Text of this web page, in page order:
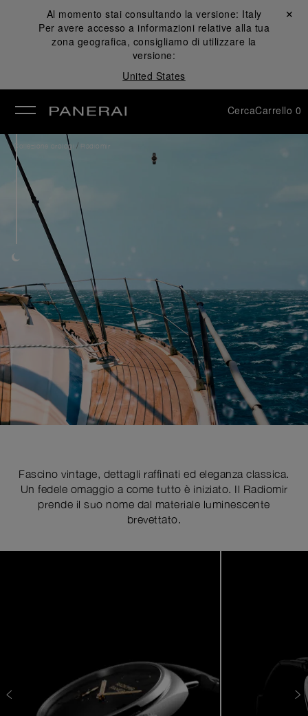
Al momento stai consultando la versione: Italy
Per avere accesso a informazioni relative alla tua
zona geografica, consigliamo di utilizzare la
versione:
United States
Chiudi ✕
CercaCarrello 0
Collezione orologi / Radiomir
Fascino vintage, dettagli raffinati ed eleganza classica.
Un fedele omaggio a come tutto è iniziato. Il Radiomir
prende il suo nome dal materiale luminescente
brevettato.
Image